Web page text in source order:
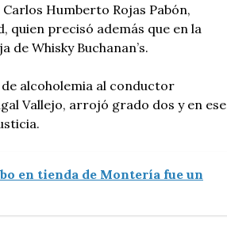
Humberto Rojas Pabón,
quien precisó además que en la
de Whisky Buchanan’s.
alcoholemia al conductor
Vallejo, arrojó grado dos y en ese
en tienda de Montería fue un